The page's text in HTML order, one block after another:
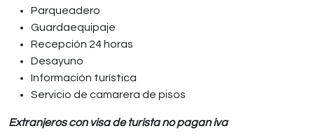
Parqueadero
Guardaequipaje
Recepción 24 horas
Desayuno
Información turística
Servicio de camarera de pisos
Extranjeros con visa de turista no pagan iva